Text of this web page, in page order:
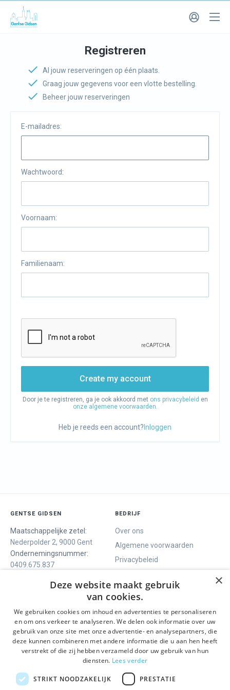
Registreren
Al jouw reserveringen op één plaats.
Graag jouw gegevens voor een vlotte bestelling.
Beheer jouw reserveringen
E-mailadres:
Wachtwoord:
Voornaam:
Familienaam:
Create my account
Door je te registreren, ga je ook akkoord met ons privacybeleid en
onze algemene voorwaarden.
Heb je reeds een account? Inloggen
GENTSE GIDSEN
Maatschappelijke zetel:
Nederpolder 2, 9000 Gent
Ondernemingsnummer:
0409.675.837
BEDRIJF
Over ons
Algemene voorwaarden
Privacybeleid
ONS AANBOD
Rondleidingen
Dagprogramma
Activiteiten
SOCIALS
Facebook
Instagram
LinkedIn
×
Deze website maakt gebruik
van cookies.
We gebruiken cookies om inhoud en advertenties te personaliseren
en om ons verkeer te analyseren. We delen ook informatie over uw
gebruik van onze site met onze advertentie- en analysepartners, die
deze kunnen combineren met andere informatie die u aan hen heeft
verstrekt of die zij hebben verzameld door uw gebruik van hun
diensten. Lees verder
STRIKT NOODZAKELIJK PRESTATIE